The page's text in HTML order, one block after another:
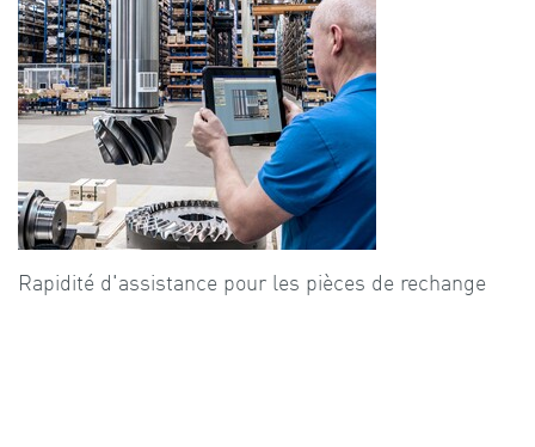
Rapidité d'assistance pour les pièces de rechange